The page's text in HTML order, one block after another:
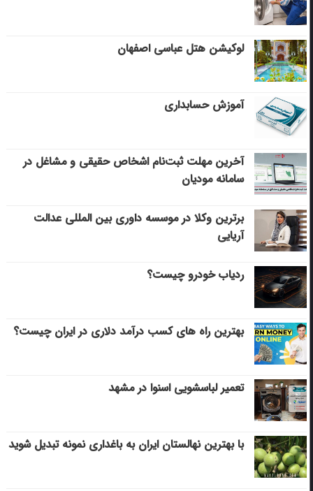
لوکیشن هتل عباسی اصفهان
آموزش حسابداری
آخرین مهلت ثبت‌نام اشخاص حقیقی و مشاغل در
سامانه مودیان
برترین وکلا در موسسه داوری بین المللی عدالت
آریایی
ردیاب خودرو چیست؟
بهترین راه های کسب درآمد دلاری در ایران چیست؟
تعمیر لباسشویی اسنوا در مشهد
با بهترین نهالستان ایران به باغداری نمونه تبدیل شوید